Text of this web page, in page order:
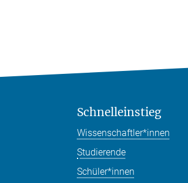
Schnelleinstieg
Wissenschaftler*innen
Studierende
Schüler*innen